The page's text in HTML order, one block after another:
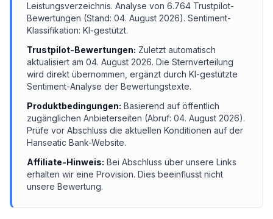
Leistungsverzeichnis. Analyse von 6.764 Trustpilot-
Bewertungen (Stand: 04. August 2026). Sentiment-
Klassifikation: KI-gestützt.
Trustpilot-Bewertungen: Zuletzt automatisch
aktualisiert am 04. August 2026. Die Sternverteilung
wird direkt übernommen, ergänzt durch KI-gestützte
Sentiment-Analyse der Bewertungstexte.
Produktbedingungen: Basierend auf öffentlich
zugänglichen Anbieterseiten (Abruf: 04. August 2026).
Prüfe vor Abschluss die aktuellen Konditionen auf der
Hanseatic Bank-Website.
Affiliate-Hinweis: Bei Abschluss über unsere Links
erhalten wir eine Provision. Dies beeinflusst nicht
unsere Bewertung.